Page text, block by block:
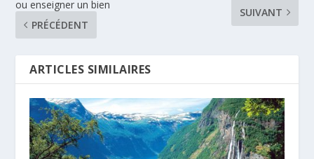
ou enseigner un bien
PRÉCÉDENT
SUIVANT
ARTICLES SIMILAIRES